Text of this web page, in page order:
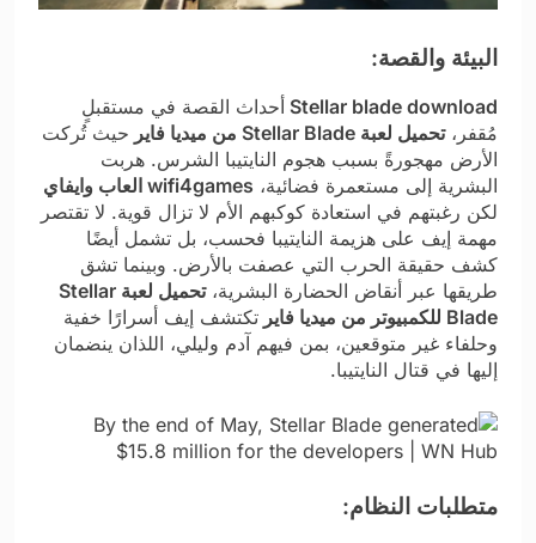
البيئة والقصة:
Stellar blade download أحداث القصة في مستقبلٍ
مُقفر،تحميل لعبة Stellar Blade من ميديا فاير
حيث تُركت
الأرض مهجورةً بسبب هجوم النايتيبا الشرس. هربت
البشرية إلى مستعمرة فضائية، wifi4games العاب وايفاي
لكن رغبتهم في استعادة كوكبهم الأم لا تزال قوية. لا تقتصر
مهمة إيف على هزيمة النايتيبا فحسب، بل تشمل أيضًا
كشف حقيقة الحرب التي عصفت بالأرض. وبينما تشق
طريقها عبر أنقاض الحضارة البشرية،
تحميل لعبة Stellar
Blade للكمبيوتر من ميديا فاير
تكتشف إيف أسرارًا خفية
وحلفاء غير متوقعين، بمن فيهم آدم وليلي، اللذان ينضمان
إليها في قتال النايتيبا.
متطلبات النظام: